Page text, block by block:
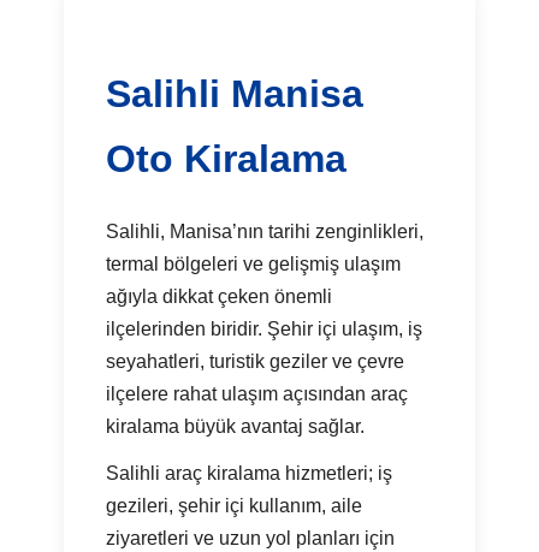
Salihli Manisa
Oto Kiralama
Salihli, Manisa’nın tarihi zenginlikleri,
termal bölgeleri ve gelişmiş ulaşım
ağıyla dikkat çeken önemli
ilçelerinden biridir. Şehir içi ulaşım, iş
seyahatleri, turistik geziler ve çevre
ilçelere rahat ulaşım açısından araç
kiralama büyük avantaj sağlar.
Salihli araç kiralama hizmetleri; iş
gezileri, şehir içi kullanım, aile
ziyaretleri ve uzun yol planları için